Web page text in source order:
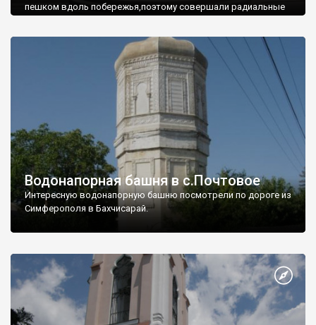
пешком вдоль побережья,поэтому совершали радиальные
Водонапорная башня в с.Почтовое
Интересную водонапорную башню посмотрели по дороге из
Симферополя в Бахчисарай.